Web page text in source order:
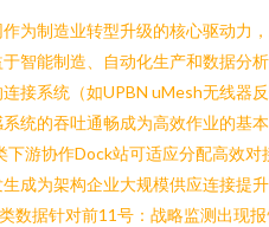
为制造业转型升级的核心驱动力
智能制造、自动化生产和数据分
接系统（如UPBN uMesh无线器
统的吞吐通畅成为高效作业的
游协作Dock站可适应分配高效
成为架构企业大规模供应连接提
数据针对前11号：战略监测出现